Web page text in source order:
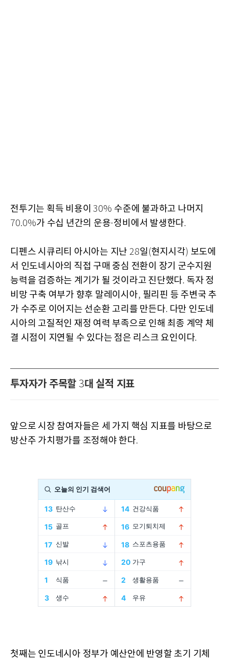
전투기는 획득 비용이 30% 수준에 불과하고 나머지
70.0%가 수십 년간의 운용·정비에서 발생한다.
디펜스 시큐리티 아시아는 지난 28일 (현지시각) 보도에
서 인도네시아의 직접 구매 중심 전환이 장기 군수지원
능력을 검증하는 계기가 될 것이라고 진단했다. 독자 정
비망 구축 여부가 향후 말레이시아, 필리핀 등 주변국 추
가 수주로 이어지는 선순환 고리를 만든다. 다만 인도네
시아의 고질적인 재정 여력 부족으로 인해 최종 계약 체
결 시점이 지연될 수 있다는 점은 리스크 요인이다.
투자자가 주목할 3대 실적 지표
앞으로 시장 참여자들은 세 가지 핵심 지표를 바탕으로
방산주 가치평가를 조정해야 한다.
첫째는 인도네시아 정부가 예산안에 반영할 초기 기체